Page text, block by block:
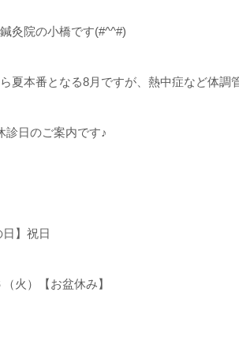
灸院の小橋です(#^^#)
夏本番となる8月ですが、熱中症など体調
診日のご案内です♪
】祝日
火）【お盆休み】